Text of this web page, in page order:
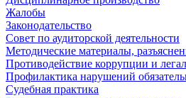
Жалобы
Законодательство
Совет по аудиторской деятельности
Методические материалы,
Противодействие коррупции и
Профилактика нарушений
Судебная практика